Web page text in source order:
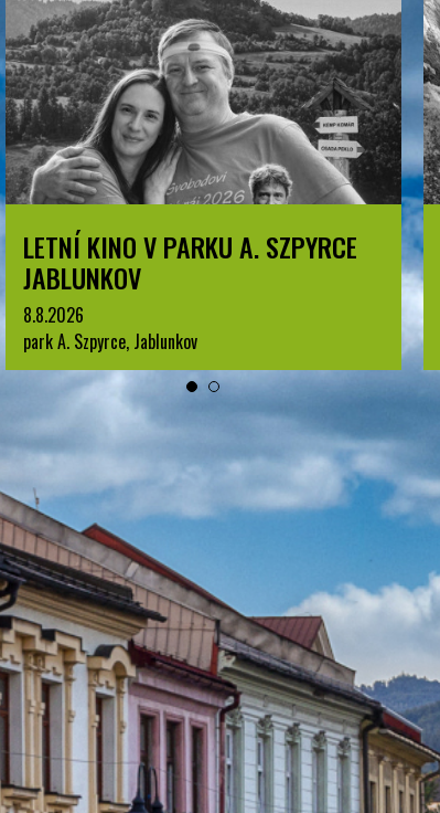
BESKYDSKÝ PRŮZKUMNÍK
1.7.2026
Jablunkov